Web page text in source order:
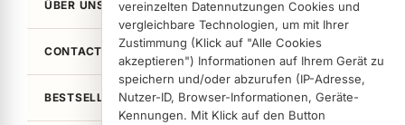
vereinzelten Datennutzungen Cookies und
vergleichbare Technologien, um mit Ihrer
Zustimmung (Klick auf "Alle Cookies
akzeptieren") Informationen auf Ihrem Gerät zu
speichern und/oder abzurufen (IP-Adresse,
Nutzer-ID, Browser-Informationen, Geräte-
Kennungen. Mit Klick auf den Button
ÜBER UNS
CONTACT
BESTSELLER